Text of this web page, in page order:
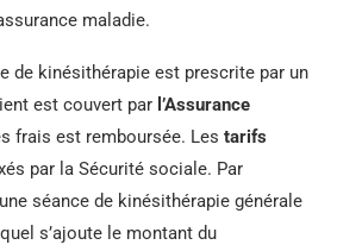
maladie.
de kinésithérapie est prescrite par un
est couvert par l’Assurance
frais est remboursée. Les tarifs
par la Sécurité sociale. Par
séance de kinésithérapie générale
s’ajoute le montant du